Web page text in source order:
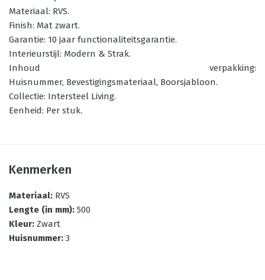
Materiaal: RVS.
Finish: Mat zwart.
Garantie: 10 jaar functionaliteitsgarantie.
Interieurstijl: Modern & Strak.
Inhoud verpakking:
Huisnummer, Bevestigingsmateriaal, Boorsjabloon.
Collectie: Intersteel Living.
Eenheid: Per stuk.
Kenmerken
Materiaal: RVS
Lengte (in mm): 500
Kleur: Zwart
Huisnummer: 3